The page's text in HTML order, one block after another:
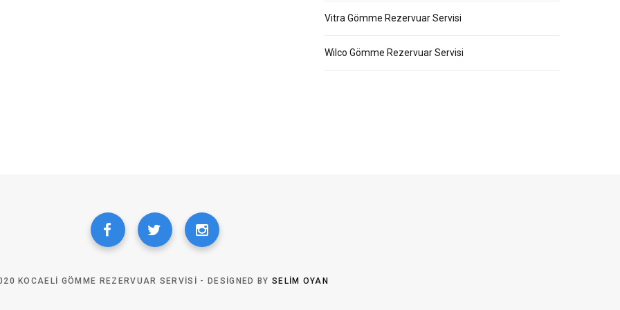
Vitra Gömme Rezervuar Servisi
Wilco Gömme Rezervuar Servisi
KOCAELI GÖMME REZERVUAR SERVISI - DESIGNED BY SELIM OYAN